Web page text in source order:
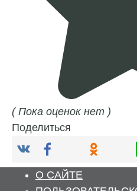
( Пока оценок нет )
Поделиться
О САЙТЕ